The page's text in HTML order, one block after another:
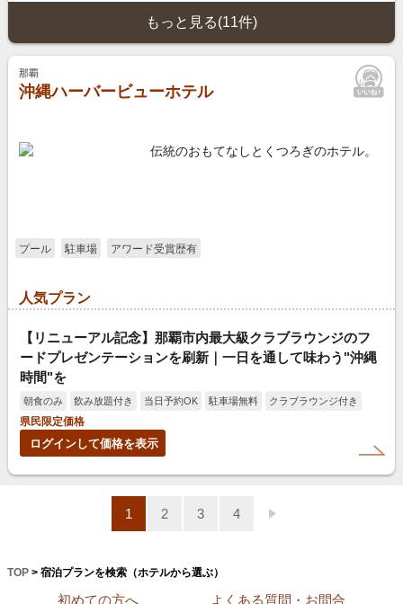
もっと見る(11件)
那覇
沖縄ハーバービューホテル
伝統のおもてなしとくつろぎのホテル。
プール 駐車場 アワード受賞歴有
人気プラン
【リニューアル記念】那覇市内最大級クラブラウンジのフ
ードプレゼンテーションを刷新｜一日を通して味わう"沖縄
時間"を
朝食のみ 飲み放題付き 当日予約OK 駐車場無料
クラブラウンジ付き
県民限定価格
ログインして価格を表示
1 2 3 4
TOP > 宿泊プランを検索（ホテルから選ぶ）
初めての方へ よくある質問・お問合